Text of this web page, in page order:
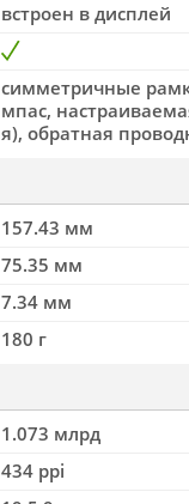
встроен в дисплей
симметричные
мпас,
я), обратная
157.43 мм
75.35 мм
7.34 мм
180 г
1.073 млрд
434 ppi